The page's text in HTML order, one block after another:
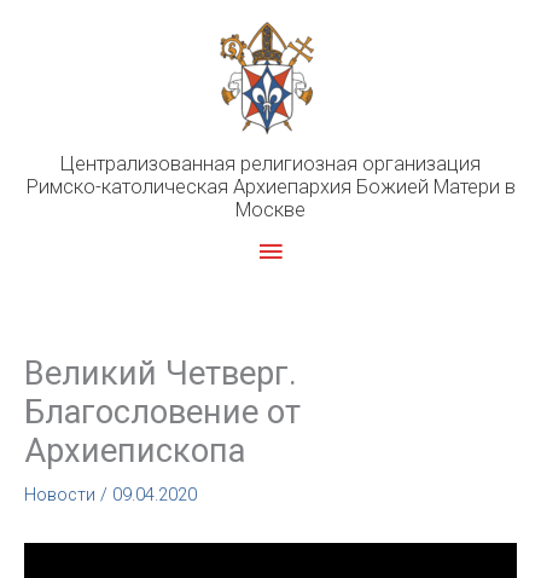
Централизованная религиозная организация
Римско-католическая Архиепархия Божией Матери в
Москве
Главное
Великий Четверг.
Благословение от
Архиепископа
Новости / 09.04.2020